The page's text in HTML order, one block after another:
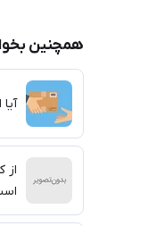
همچنین
از